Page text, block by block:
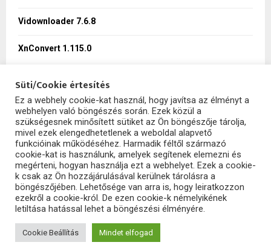
Vidownloader 7.6.8
XnConvert 1.115.0
SzoftHub
2025 - szofthub.hu. All Right Reserved.
Süti/Cookie értesítés
Ez a webhely cookie-kat használ, hogy javítsa az élményt a
webhelyen való böngészés során. Ezek közül a
szükségesnek minősített sütiket az Ön böngészője tárolja,
mivel ezek elengedhetetlenek a weboldal alapvető
funkcióinak működéséhez. Harmadik féltől származó
cookie-kat is használunk, amelyek segítenek elemezni és
megérteni, hogyan használja ezt a webhelyet. Ezek a cookie-
k csak az Ön hozzájárulásával kerülnek tárolásra a
böngészőjében. Lehetősége van arra is, hogy leiratkozzon
ezekről a cookie-król. De ezen cookie-k némelyikének
letiltása hatással lehet a böngészési élményére.
Cookie Beállítás Mindet elfogad